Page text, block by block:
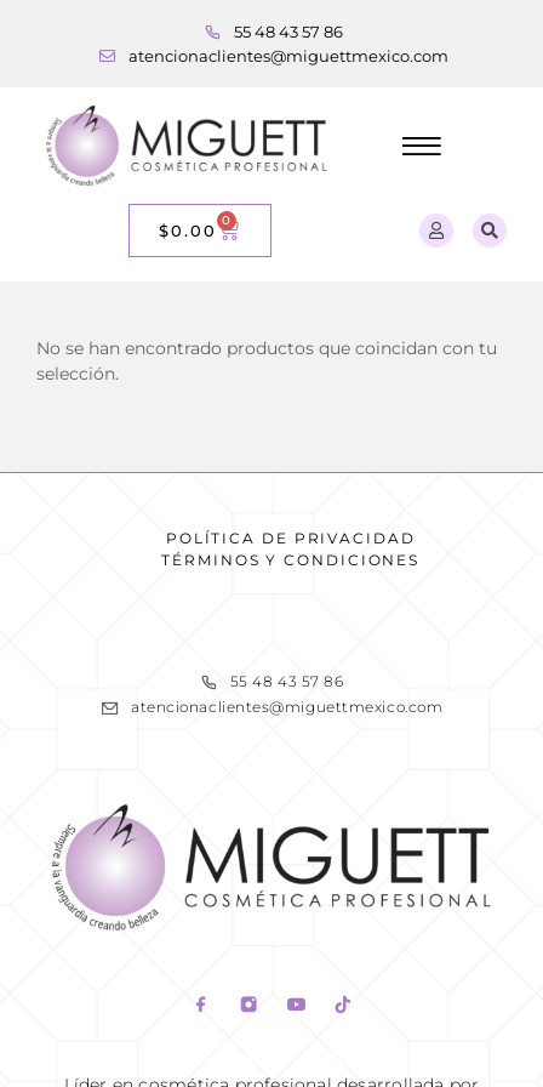
55 48 43 57 86
atencionaclientes@miguettmexico.com
$0.00 0
No se han encontrado productos que coincidan con tu
selección.
POLÍTICA DE PRIVACIDAD
TÉRMINOS Y CONDICIONES
55 48 43 57 86
atencionaclientes@miguettmexico.com